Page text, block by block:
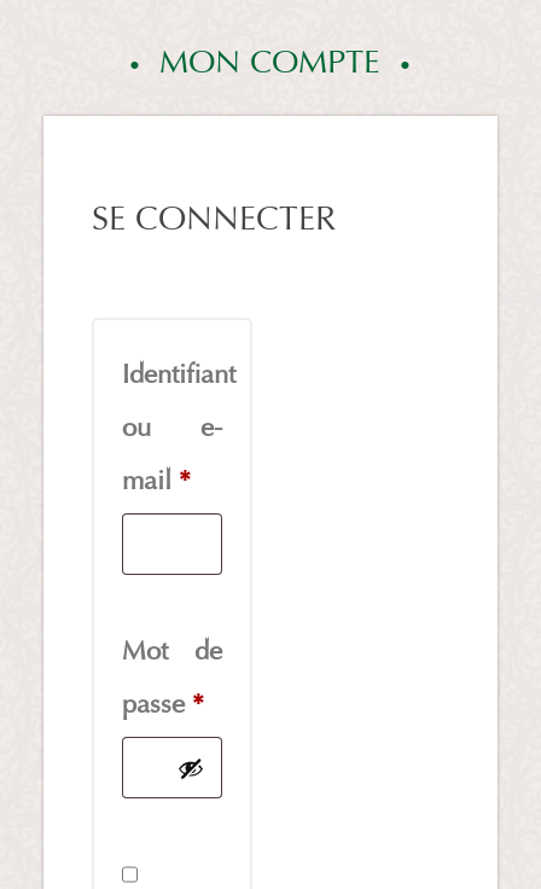
MON COMPTE
SE CONNECTER
Identifiant
ou e-
mail *Obligatoire
Mot de
passe *Obligatoire